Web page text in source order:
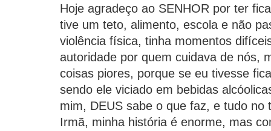
Hoje agradeço ao SENHOR por ter
tive um teto, alimento, escola e não
violência física, tinha momentos
autoridade por quem cuidava de nós,
coisas piores, porque se eu tivesse
sendo ele viciado em bebidas
mim, DEUS sabe o que faz, e tudo no
Irmã, minha história é enorme, mas